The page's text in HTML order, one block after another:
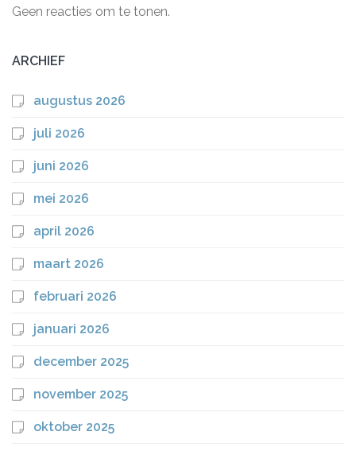
Geen reacties om te tonen.
ARCHIEF
augustus 2026
juli 2026
juni 2026
mei 2026
april 2026
maart 2026
februari 2026
januari 2026
december 2025
november 2025
oktober 2025